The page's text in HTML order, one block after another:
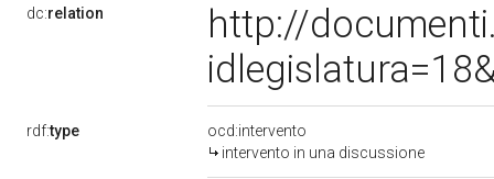
dc:relation
http://
rdf:type
ocd:intervento
intervento in una discussione